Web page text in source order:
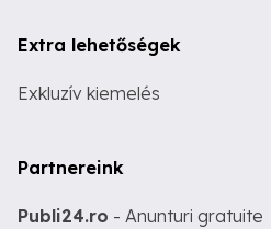
Extra lehetőségek
Exkluzív kiemelés
Partnereink
Publi24.ro - Anunturi gratuite